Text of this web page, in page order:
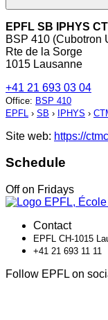
EPFL SB IPHYS
BSP 410 (Cubotron
Rte de la Sorge
1015 Lausanne
+41 21 693 03 04
Office: BSP 410
EPFL › SB › IPHYS ›
Site web: https://
Schedule
Off on Fridays
Contact
EPFL CH-1015
+41 21 693 11 11
Follow EPFL on